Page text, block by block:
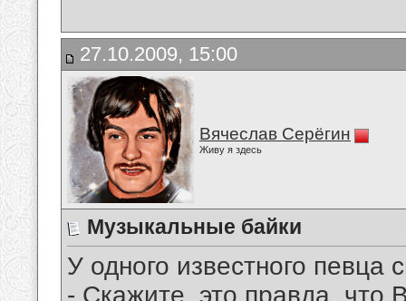
27.10.2009, 15:00
Вячеслав Серёгин
Живу я здесь
Музыкальные байки
У одного известного певца